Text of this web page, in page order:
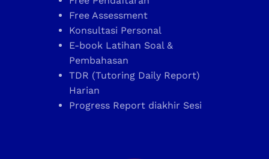
Free Assessment
Konsultasi Personal
E-book Latihan Soal &
Pembahasan
TDR (Tutoring Daily Report)
Harian
Progress Report diakhir Sesi